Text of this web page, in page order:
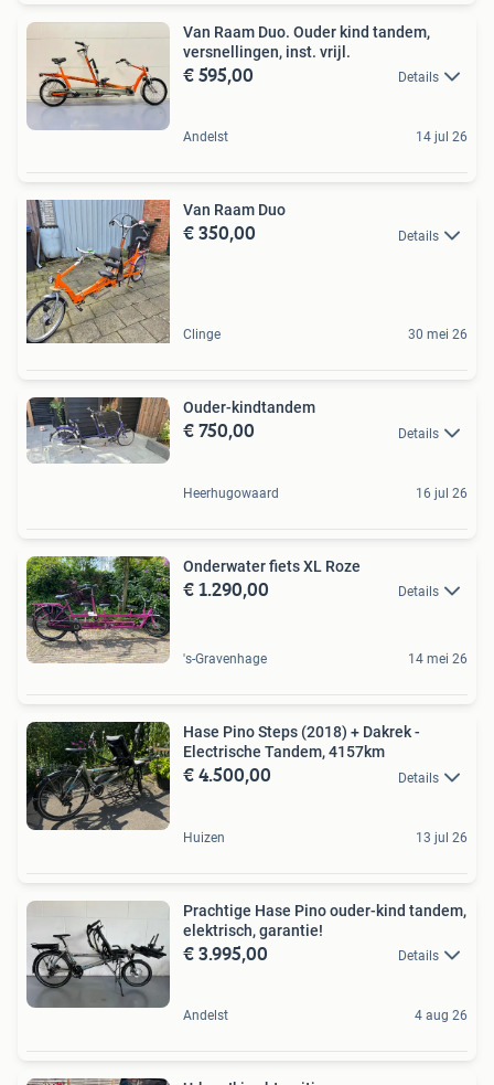
Van Raam Duo. Ouder kind tandem,
versnellingen, inst. vrijl.
€ 595,00 Details
Andelst 14 jul 26
Van Raam Duo
€ 350,00 Details
Clinge 30 mei 26
Ouder-kindtandem
€ 750,00 Details
Heerhugowaard 16 jul 26
Onderwater fiets XL Roze
€ 1.290,00 Details
's-Gravenhage 14 mei 26
Hase Pino Steps (2018) + Dakrek -
Electrische Tandem, 4157km
€ 4.500,00 Details
Huizen 13 jul 26
Prachtige Hase Pino ouder-kind tandem,
elektrisch, garantie!
€ 3.995,00 Details
Andelst 4 aug 26